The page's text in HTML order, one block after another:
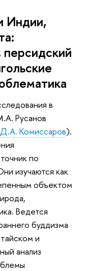
Индии,
в
Русанов
Д.А. Комиссаров).
по
изучаются как
объектом
Ведется
буддизма
и
анализ